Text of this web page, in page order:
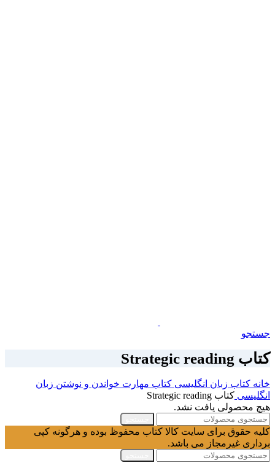
جستجو
کتاب Strategic reading
خانه کتاب زبان انگلیسی کتاب مهارت خواندن و نوشتن زبان
انگلیسی کتاب Strategic reading
هیچ محصولی یافت نشد.
کلیه حقوق برای سایت کالا کتاب محفوظ بوده و هرگونه کپی
برداری غیرمجاز می باشد.